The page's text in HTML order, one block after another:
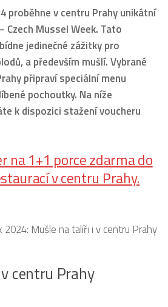
proběhne v centru Prahy unikátní
Czech Mussel Week. Tato
jedinečné zážitky pro
a především mušlí. Vybrané
připraví speciální menu
pochoutky. Na níže
k dispozici stažení voucheru
na 1+1 porce zdarma do
v centru Prahy.
centru Prahy